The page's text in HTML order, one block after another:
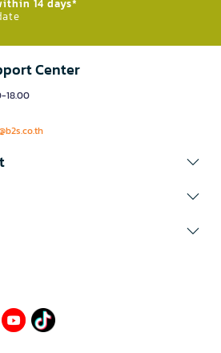
14 days*
Center
18.00